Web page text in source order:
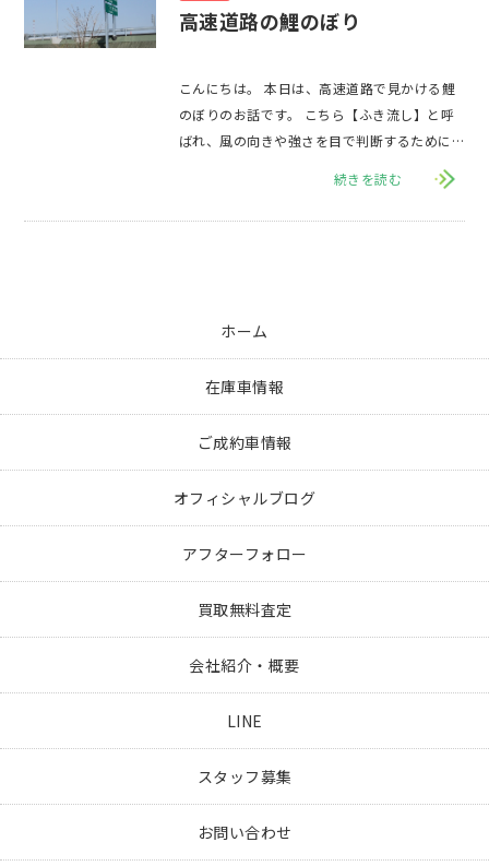
高速道路の鯉のぼり
こんにちは。 本日は、高速道路で見かける鯉
のぼりのお話です。 こちら【ふき流し】と呼
ばれ、風の向きや強さを目で判断するために
続きを読む
ホーム
在庫車情報
ご成約車情報
オフィシャルブログ
アフターフォロー
買取無料査定
会社紹介・概要
LINE
スタッフ募集
お問い合わせ